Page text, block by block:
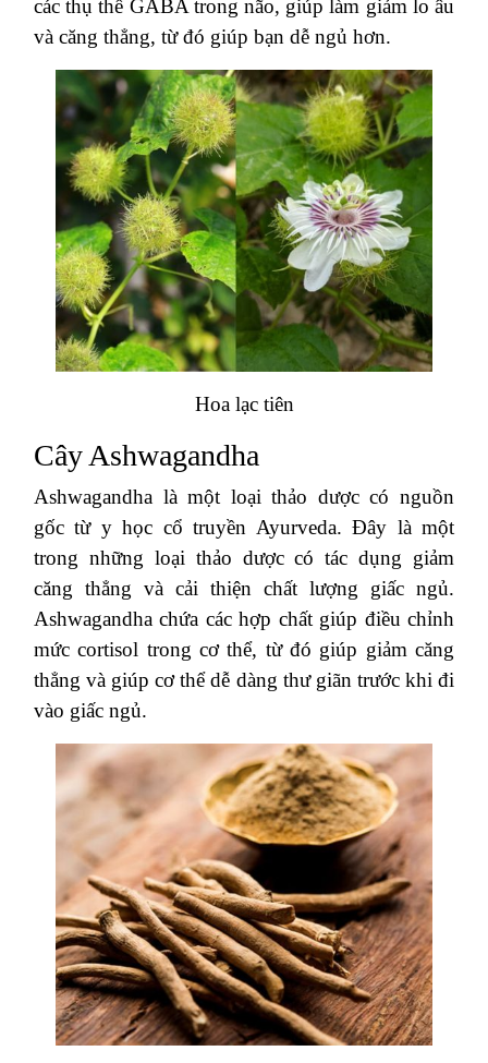
các thụ thể GABA trong não, giúp làm giảm lo âu
và căng thẳng, từ đó giúp bạn dễ ngủ hơn.
Hoa lạc tiên
Cây Ashwagandha
Ashwagandha là một loại thảo dược có nguồn
gốc từ y học cổ truyền Ayurveda. Đây là một
trong những loại thảo dược có tác dụng giảm
căng thẳng và cải thiện chất lượng giấc ngủ.
Ashwagandha chứa các hợp chất giúp điều chỉnh
mức cortisol trong cơ thể, từ đó giúp giảm căng
thẳng và giúp cơ thể dễ dàng thư giãn trước khi đi
vào giấc ngủ.